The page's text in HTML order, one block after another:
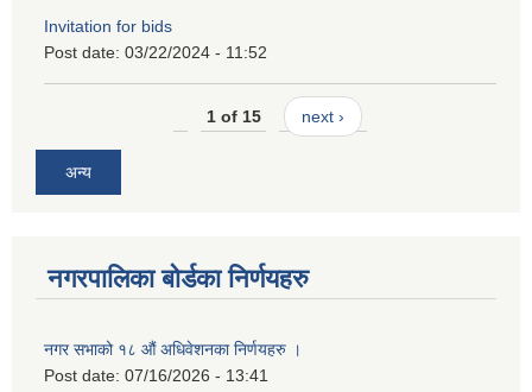
Invitation for bids
Post date: 03/22/2024 - 11:52
1 of 15 next ›
अन्य
नगरपालिका बोर्डका निर्णयहरु
नगर सभाको १८ औं अधिवेशनका निर्णयहरु ।
Post date: 07/16/2026 - 13:41